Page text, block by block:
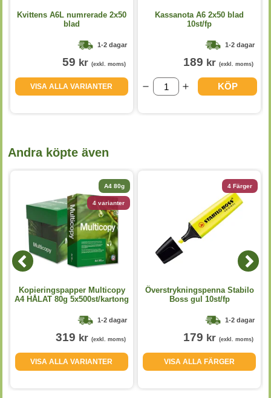
Kvittens A6L numrerade 2x50
blad
1-2 dagar
59 kr (exkl. moms)
VISA ALLA VARIANTER
Kassanota A6 2x50 blad
10st/fp
1-2 dagar
189 kr (exkl. moms)
KÖP
Andra köpte även
A4 80g
4 varianter
Kopieringspapper Multicopy
A4 HÅLAT 80g 5x500st/kartong
1-2 dagar
319 kr (exkl. moms)
VISA ALLA VARIANTER
4 Färger
Överstrykningspenna Stabilo
Boss gul 10st/fp
1-2 dagar
179 kr (exkl. moms)
VISA ALLA FÄRGER